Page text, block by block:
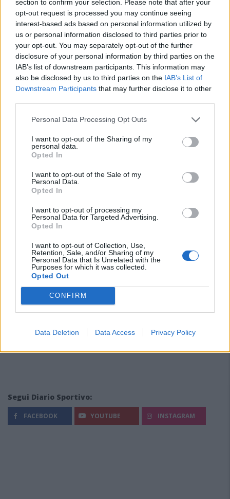
section to confirm your selection. Please note that after your
opt-out request is processed you may continue seeing
interest-based ads based on personal information utilized by
us or personal information disclosed to third parties prior to
your opt-out. You may separately opt-out of the further
disclosure of your personal information by third parties on the
IAB’s list of downstream participants. This information may
also be disclosed by us to third parties on the IAB’s List of
Downstream Participants that may further disclose it to other
Personal Data Processing Opt Outs
I want to opt-out of the Sharing of my
personal data.
Opted In
I want to opt-out of the Sale of my
Personal Data.
Opted In
I want to opt-out of processing my
Personal Data for Targeted Advertising.
Opted In
I want to opt-out of Collection, Use,
Retention, Sale, and/or Sharing of my
Personal Data that Is Unrelated with the
Purposes for which it was collected.
Opted Out
CONFIRM
Data Deletion Data Access Privacy Policy
Il Latte Dolce prende Dumani dalla Torres,
Mascia, Sorgente, Lopes, Limberti e Cherchi
gli altri acquisti
8 Ago 2026
Il Monastir riparte dai pilastri Masia, Pinna e
Aloia, il primo acquisto è Loru
7 Ago 2026
DPCM 3 dicembre, per il calcio dilettantistico
3 Dic 2020
L'Ilva si completa con Markic, Contucci,
Carlucci, Bevilacqua, Solinas, Souare e Galic
Segui Diario Sportivo:
FACEBOOK YOUTUBE INSTAGRAM